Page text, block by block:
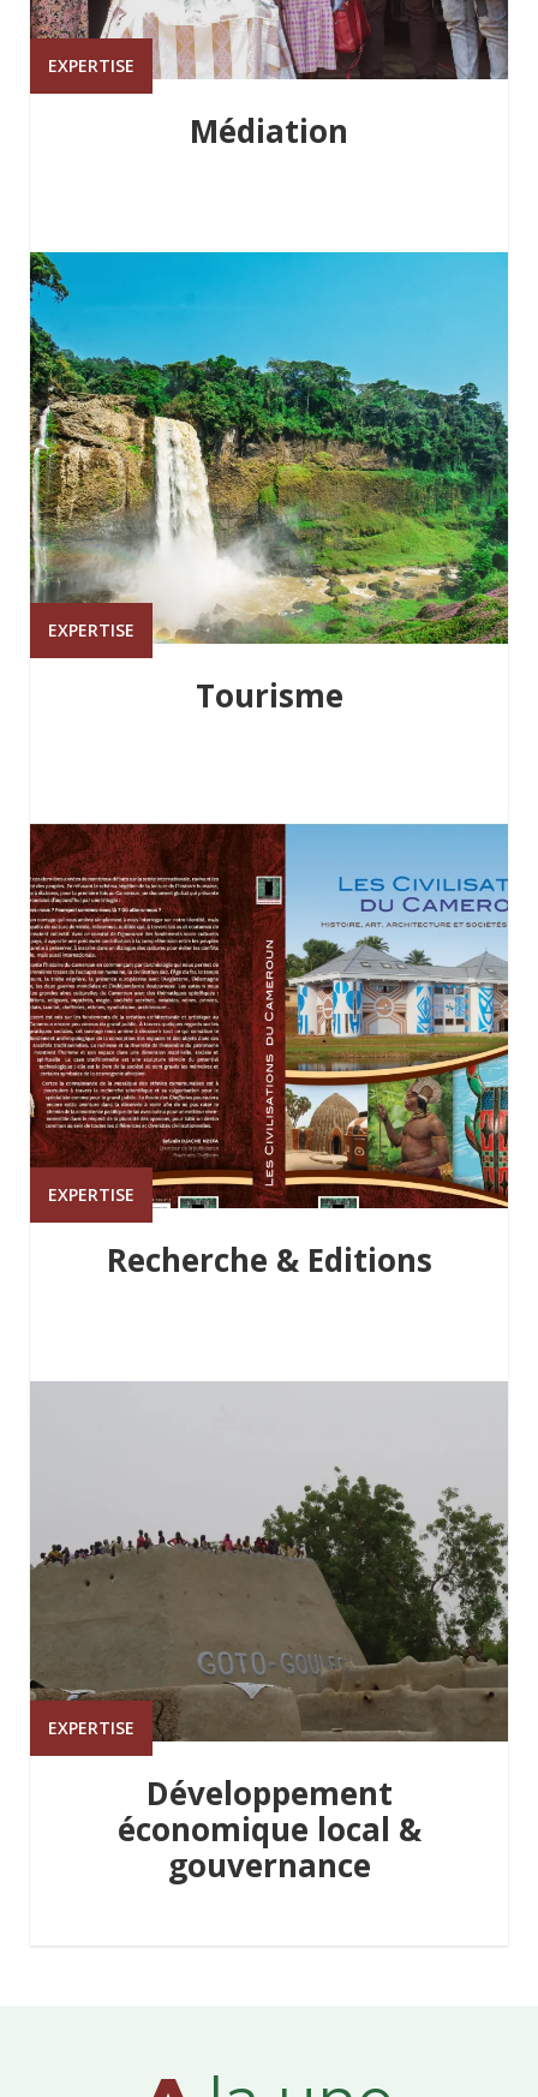
EXPERTISE
Médiation
EXPERTISE
Tourisme
EXPERTISE
Recherche & Editions
EXPERTISE
Développement
économique local &
gouvernance